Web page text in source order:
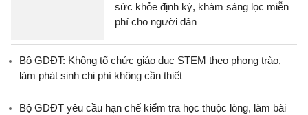
sức khỏe định kỳ, khám sàng lọc miễn
phí cho người dân
Bộ GDĐT: Không tổ chức giáo dục STEM theo phong trào,
làm phát sinh chi phí không cần thiết
Bộ GDĐT yêu cầu hạn chế kiểm tra học thuộc lòng, làm bài